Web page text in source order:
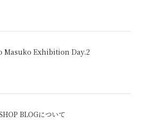
Masuko Exhibition Day.2
BLOGについて